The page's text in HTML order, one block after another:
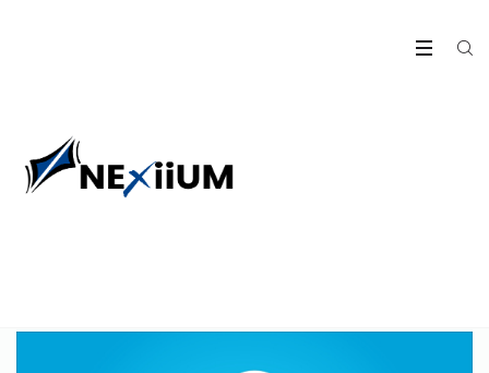
Dématérialisation de